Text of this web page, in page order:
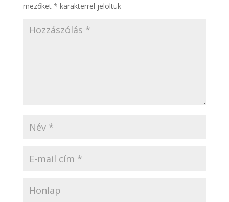
mezőket * karakterrel jelöltük